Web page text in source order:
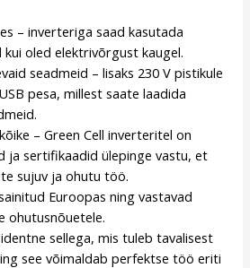
– inverteriga saad kasutada
oled elektrivõrgust kaugel.
seadmeid – lisaks 230 V pistikule
pesa, millest saate laadida
– Green Cell inverteritel on
ja sertifikaadid ülepinge vastu, et
sujuv ja ohutu töö.
Euroopas ning vastavad
ohutusnõuetele.
sellega, mis tuleb tavalisest
see võimaldab perfektse töö eriti